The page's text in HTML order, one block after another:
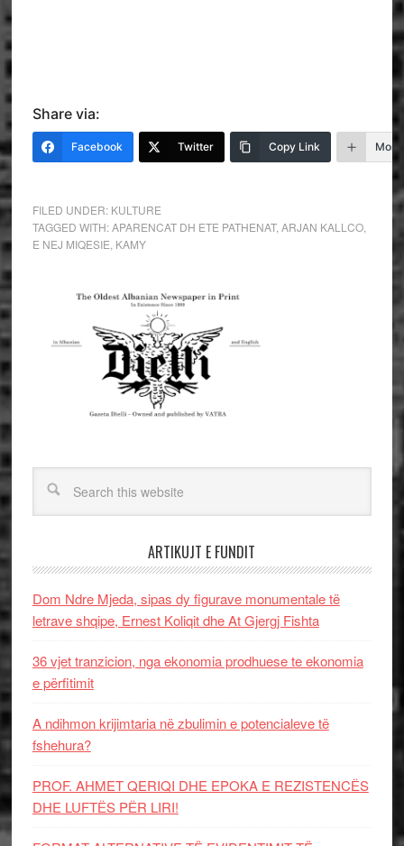
Share via:
Facebook Twitter Copy Link More
FILED UNDER: KULTURE
TAGGED WITH:APARENCAT DH ETE PATHENAT, ARJAN KALLCO,
E NEJ MIQESIE KAMY
ARTIKUJT E FUNDIT
Dom Ndre Mjeda, sipas dy figurave monumentale të
letrave shqipe, Ernest Koliqit dhe At Gjergj Fishta
36 vjet tranzicion, nga ekonomia prodhuese te ekonomia
e përfitimit
A ndihmon krijimtaria në zbulimin e potencialeve të
fshehura?
PROF. AHMET QERIQI DHE EPOKA E REZISTENCЁS
DHE LUFTЁS PЁR LIRI!